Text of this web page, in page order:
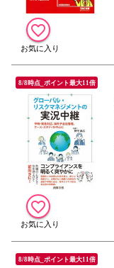
8/8時点_ポイント最大11倍
8/8時点_ポイント最大11倍